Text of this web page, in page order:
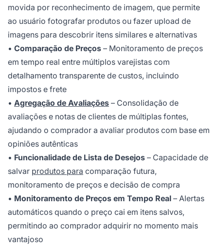
movida por reconhecimento de imagem, que permite
ao usuário fotografar produtos ou fazer upload de
imagens para descobrir itens similares e alternativas
• Comparação de Preços – Monitoramento de preços
em tempo real entre múltiplos varejistas com
detalhamento transparente de custos, incluindo
impostos e frete
• Agregação de Avaliações – Consolidação de
avaliações e notas de clientes de múltiplas fontes,
ajudando o comprador a avaliar produtos com base em
opiniões autênticas
• Funcionalidade de Lista de Desejos – Capacidade de
salvar produtos para comparação futura,
monitoramento de preços e decisão de compra
• Monitoramento de Preços em Tempo Real – Alertas
automáticos quando o preço cai em itens salvos,
permitindo ao comprador adquirir no momento mais
vantajoso